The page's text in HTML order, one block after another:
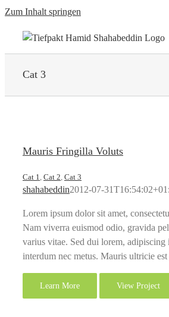
Zum Inhalt springen
Cat 3
Mauris Fringilla Voluts
Cat 1 Cat 2 Cat 3
shahabeddin2012-07-
Lorem ipsum dolor sit amet,
Nam viverra euismod odio, gravida
varius vitae. Sed dui lorem, adipiscing
interdum nec metus. Mauris ultricie est
Learn More View Project